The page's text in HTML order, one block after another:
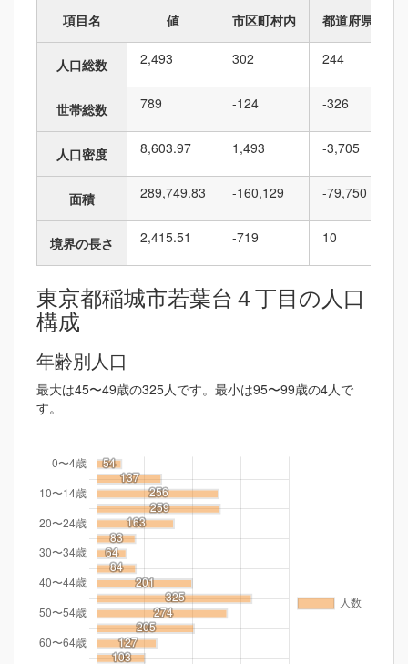
項目名 値 市区町村内 都道府県内
人口総数 2,493 302 244
世帯総数 789 -124 -326
人口密度 8,603.97 1,493 -3,705
面積 289,749.83 -160,129 -79,750
境界の長さ 2,415.51 -719 10
東京都稲城市若葉台４丁目の人口
構成
年齢別人口
最大は45〜49歳の325人です。最小は95〜99歳の4人で
す。